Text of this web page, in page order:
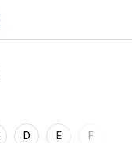
D E F